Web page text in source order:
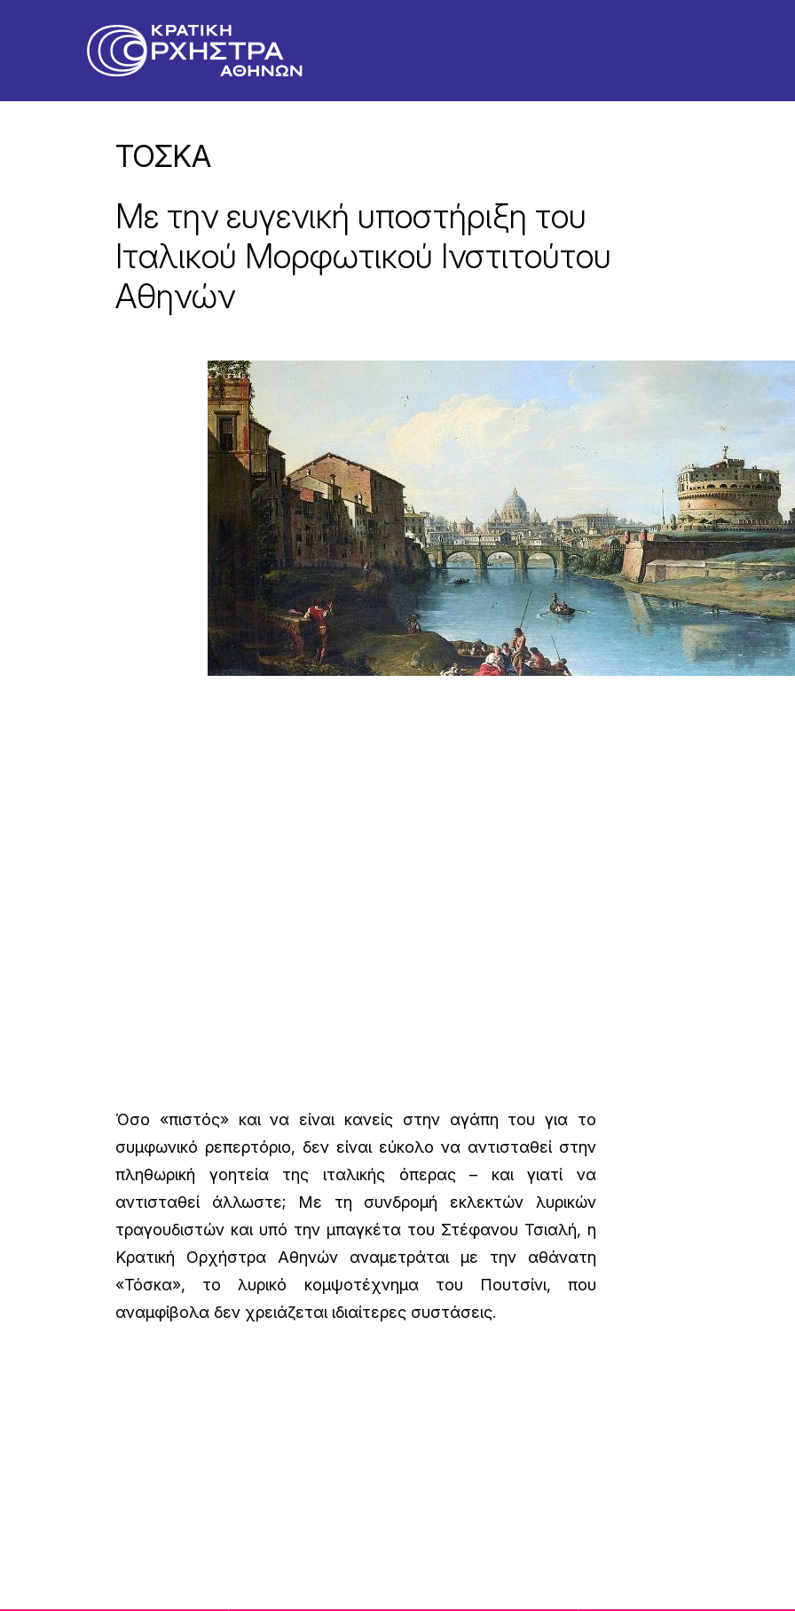
ΤΟΣΚΑ
Με την ευγενική υποστήριξη του
Ιταλικού Μορφωτικού Ινστιτούτου
Αθηνών
Όσο «πιστός» και να είναι κανείς στην αγάπη του για το
συμφωνικό ρεπερτόριο, δεν είναι εύκολο να αντισταθεί στην
πληθωρική γοητεία της ιταλικής όπερας – και γιατί να
αντισταθεί άλλωστε; Με τη συνδρομή εκλεκτών λυρικών
τραγουδιστών και υπό την μπαγκέτα του Στέφανου Τσιαλή, η
Κρατική Ορχήστρα Αθηνών αναμετράται με την αθάνατη
«Τόσκα», το λυρικό κομψοτέχνημα του Πουτσίνι, που
αναμφίβολα δεν χρειάζεται ιδιαίτερες συστάσεις.